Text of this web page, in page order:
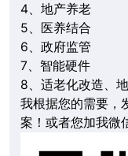
4、地产养老
5、医养结合
6、政府监管
7、智能硬件
8、适老化改造、
我根据您的需要，
案！或者您加我微